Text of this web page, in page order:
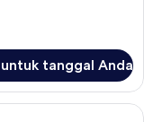
tanggal Anda
selimut bulu angsa,